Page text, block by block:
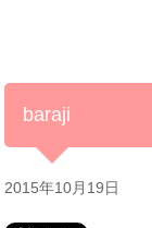
baraji
2015年10月19日